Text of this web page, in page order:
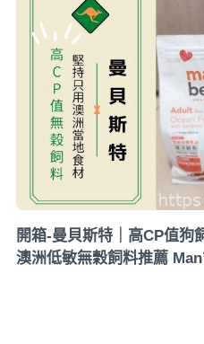
開箱-曼貝斯特｜高CP值
澳洲低敏無穀飼料推薦